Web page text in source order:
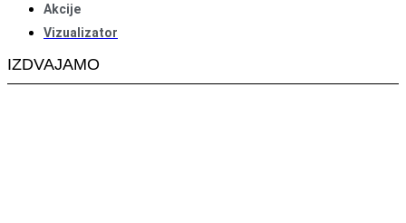
Akcije
Vizualizator
IZDVAJAMO